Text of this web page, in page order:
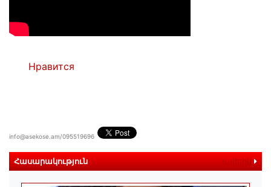
Нравится
info@asekose.am/095519696
Հասարակություն ավելին